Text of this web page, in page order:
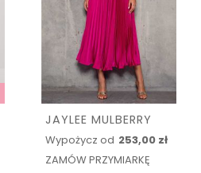
JAYLEE MULBERRY
Wypożycz od 253,00 zł
ZAMÓW PRZYMIARKĘ